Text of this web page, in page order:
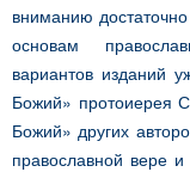
вниманию
основам
вариантов изданий
Божий» протоиерея
Божий» других
православной вере